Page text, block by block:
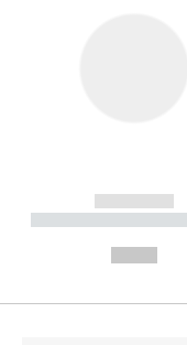
------------
----------- -----------